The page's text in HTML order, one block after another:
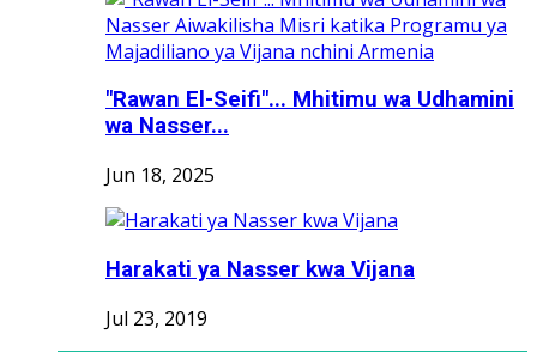
"Rawan El-Seifi"... Mhitimu wa Udhamini
wa Nasser...
Jun 18, 2025
Harakati ya Nasser kwa Vijana
Jul 23, 2019